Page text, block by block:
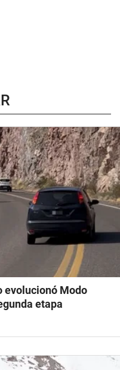
evolucionó Modo
etapa